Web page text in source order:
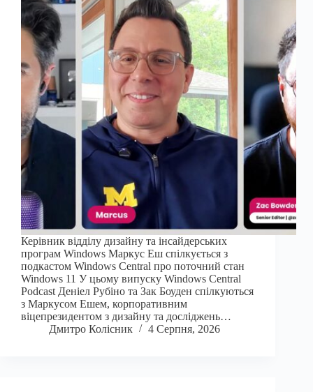
Керівник відділу дизайну та інсайдерських
програм Windows Маркус Еш спілкується з
подкастом Windows Central про поточний стан
Windows 11 У цьому випуску Windows Central
Podcast Деніел Рубіно та Зак Боуден спілкуються
з Маркусом Ешем, корпоративним
віцепрезидентом з дизайну та досліджень…
Дмитро Колісник
4 Серпня, 2026